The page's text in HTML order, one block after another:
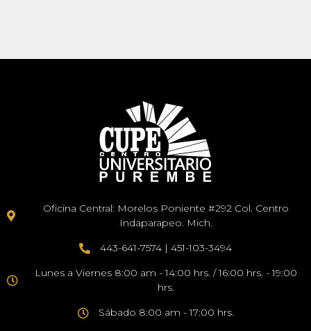
Oficina Central: Morelos Poniente #292 Col. Centro
Indaparapeo. Mich.
443-641-7574 | 451-103-3494
Lunes a Viernes 8:00 am - 14:00 hrs. / 16:00 hrs. - 19:00
hrs.
Sábado 8:00 am - 17:00 hrs.